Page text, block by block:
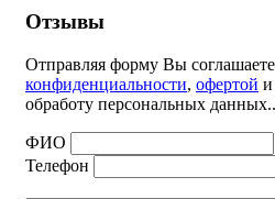
Отзывы
Отправляя форму Вы
конфиденциальности, офертой и
обработу персональных данных..
ФИО
Телефон